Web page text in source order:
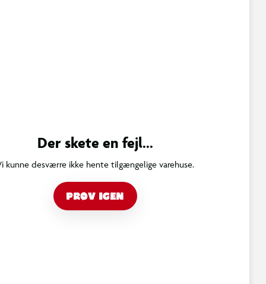
Der skete en fejl...
kunne desværre ikke hente tilgængelige varehuse.
PRØV IGEN